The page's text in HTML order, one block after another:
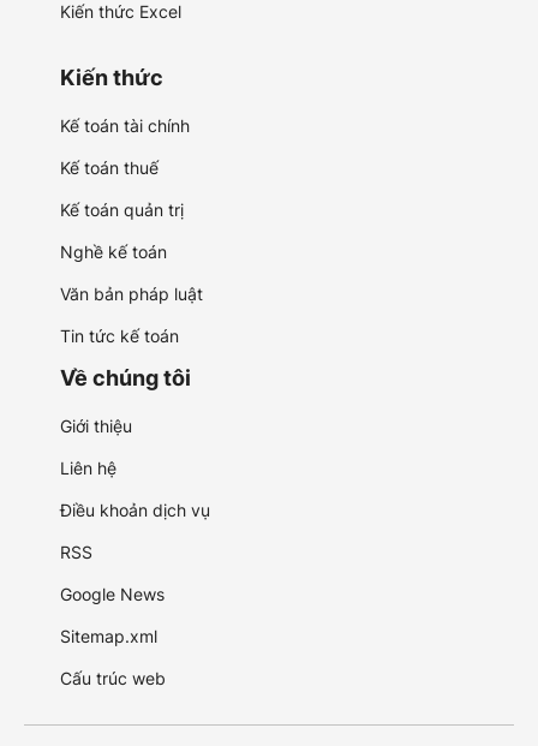
Kiến thức Excel
Kiến thức
Kế toán tài chính
Kế toán thuế
Kế toán quản trị
Nghề kế toán
Văn bản pháp luật
Tin tức kế toán
Về chúng tôi
Giới thiệu
Liên hệ
Điều khoản dịch vụ
RSS
Google News
Sitemap.xml
Cấu trúc web